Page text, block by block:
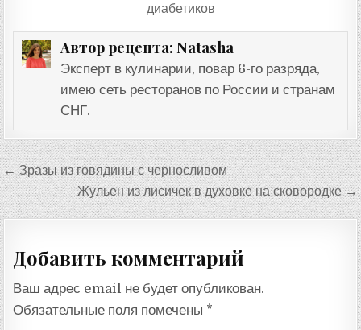
диабетиков
Автор рецепта: Natasha
Эксперт в кулинарии, повар 6-го разряда,
имею сеть ресторанов по России и странам
СНГ.
Навигация
по
записям
← Зразы из говядины с черносливом
Жульен из лисичек в духовке на сковородке →
Добавить комментарий
Ваш адрес email не будет опубликован.
Обязательные поля помечены *